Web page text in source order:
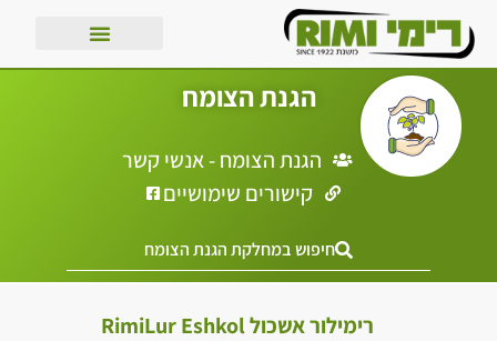
הגנת הצומח
הגנת הצומח - אנשי קשר
קישורים שימושיים
חיפוש במחלקת הגנת הצומח
רימילור אשכול RimiLur Eshkol